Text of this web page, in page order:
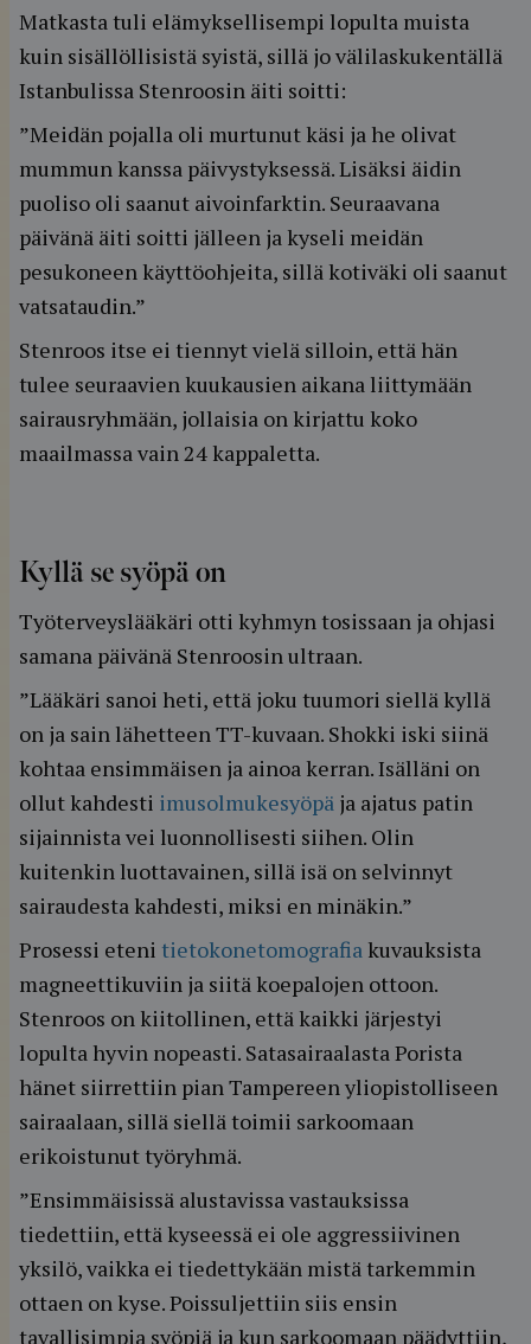
Matkasta tuli elämyksellisempi lopulta muista
kuin sisällöllisistä syistä, sillä jo välilaskukentällä
Istanbulissa Stenroosin äiti soitti:
”Meidän pojalla oli murtunut käsi ja he olivat
mummun kanssa päivystyksessä. Lisäksi äidin
puoliso oli saanut aivoinfarktin. Seuraavana
päivänä äiti soitti jälleen ja kyseli meidän
pesukoneen käyttöohjeita, sillä kotiväki oli saanut
vatsataudin.”
Stenroos itse ei tiennyt vielä silloin, että hän
tulee seuraavien kuukausien aikana liittymään
sairausryhmään, jollaisia on kirjattu koko
maailmassa vain 24 kappaletta.
Kyllä se syöpä on
Työterveyslääkäri otti kyhmyn tosissaan ja ohjasi
samana päivänä Stenroosin ultraan.
”Lääkäri sanoi heti, että joku tuumori siellä kyllä
on ja sain lähetteen TT-kuvaan. Shokki iski siinä
kohtaa ensimmäisen ja ainoa kerran. Isälläni on
ollut kahdesti imusolmukesyöpä ja ajatus patin
sijainnista vei luonnollisesti siihen. Olin
kuitenkin luottavainen, sillä isä on selvinnyt
sairaudesta kahdesti, miksi en minäkin.”
Prosessi eteni tietokonetomografia kuvauksista
magneettikuviin ja siitä koepalojen ottoon.
Stenroos on kiitollinen, että kaikki järjestyi
lopulta hyvin nopeasti. Satasairaalasta Porista
hänet siirrettiin pian Tampereen yliopistolliseen
sairaalaan, sillä siellä toimii sarkoomaan
erikoistunut työryhmä.
”Ensimmäisissä alustavissa vastauksissa
tiedettiin, että kyseessä ei ole aggressiivinen
yksilö, vaikka ei tiedettykään mistä tarkemmin
ottaen on kyse. Poissuljettiin siis ensin
tavallisimpia syöpiä ja kun sarkoomaan päädyttiin,